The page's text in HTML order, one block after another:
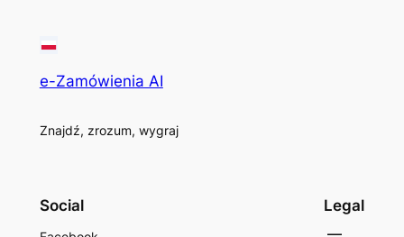
e-Zamówienia AI
Znajdź, zrozum, wygraj
Social Legal